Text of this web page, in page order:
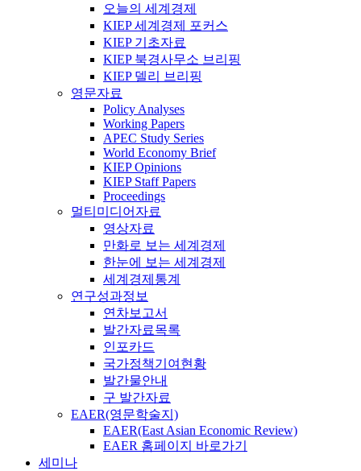
오늘의 세계경제
KIEP 세계경제 포커스
KIEP 기초자료
KIEP 북경사무소 브리핑
KIEP 델리 브리핑
영문자료
Policy Analyses
Working Papers
APEC Study Series
World Economy Brief
KIEP Opinions
KIEP Staff Papers
Proceedings
멀티미디어자료
영상자료
만화로 보는 세계경제
한눈에 보는 세계경제
세계경제통계
연구성과정보
연차보고서
발간자료목록
인포카드
국가정책기여현황
발간물안내
구 발간자료
EAER(영문학술지)
EAER(East Asian Economic Review)
EAER 홈페이지 바로가기
세미나